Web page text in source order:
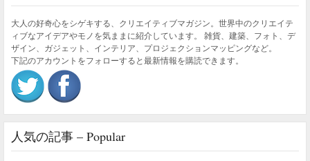
大人の好奇心をシゲキする、クリエイティブマガジン。世界中のクリエイテ
ィブなアイデアやモノを気ままに紹介しています。 雑貨、建築、フォト、デ
ザイン、ガジェット、インテリア、プロジェクションマッピングなど。
下記のアカウントをフォローすると最新情報を購読できます。
人気の記事 – Popular